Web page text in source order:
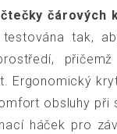
čtečky čárových
tak,
Ergonomický
obsluhy při
háček pro